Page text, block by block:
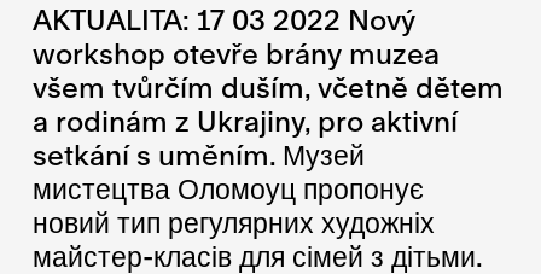
AKTUALITA: 17 03 2022 Nový
workshop otevře brány muzea
všem tvůrčím duším, včetně dětem
a rodinám z Ukrajiny, pro aktivní
setkání s uměním. Музей
мистецтва Оломоуц пропонує
новий тип регулярних художніх
майстер-класів для сімей з дітьми.